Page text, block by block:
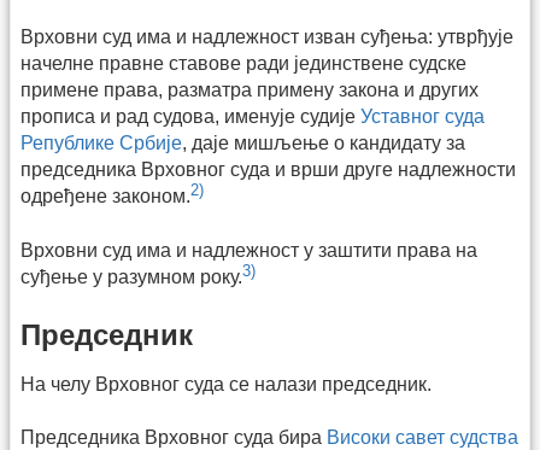
Врховни суд има и надлежност изван суђења: утврђује
начелне правне ставове ради јединствене судске
примене права, разматра примену закона и других
прописа и рад судова, именује судије Уставног суда
Републике Србије, даје мишљење о кандидату за
председника Врховног суда и врши друге надлежности
одређене законом.2)
Врховни суд има и надлежност у заштити права на
суђење у разумном року.3)
Председник
На челу Врховног суда се налази председник.
Председника Врховног суда бира Високи савет судства